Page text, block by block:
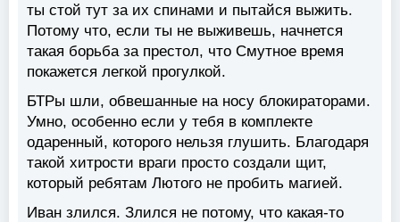
ты стой тут за их спинами и пытайся выжить.
Потому что, если ты не выживешь, начнется
такая борьба за престол, что Смутное время
покажется легкой прогулкой.
БТРы шли, обвешанные на носу блокираторами.
Умно, особенно если у тебя в комплекте
одаренный, которого нельзя глушить. Благодаря
такой хитрости враги просто создали щит,
который ребятам Лютого не пробить магией.
Иван злился. Злился не потому, что какая-то